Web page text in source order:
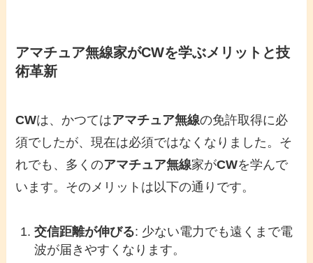
アマチュア無線家がCWを学ぶメリットと技
術革新
CWは、かつてはアマチュア無線の免許取得に必
須でしたが、現在は必須ではなくなりました。そ
れでも、多くのアマチュア無線家がCWを学んで
います。そのメリットは以下の通りです。
交信距離が伸びる: 少ない電力でも遠くまで電
波が届きやすくなります。